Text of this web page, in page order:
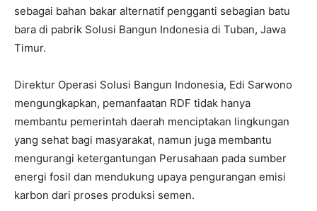
sebagai bahan bakar alternatif pengganti sebagian batu
bara di pabrik Solusi Bangun Indonesia di Tuban, Jawa
Timur.
Direktur Operasi Solusi Bangun Indonesia, Edi Sarwono
mengungkapkan, pemanfaatan RDF tidak hanya
membantu pemerintah daerah menciptakan lingkungan
yang sehat bagi masyarakat, namun juga membantu
mengurangi ketergantungan Perusahaan pada sumber
energi fosil dan mendukung upaya pengurangan emisi
karbon dari proses produksi semen.